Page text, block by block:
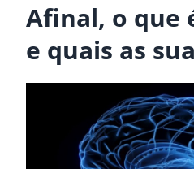
Afinal, o que
e quais as